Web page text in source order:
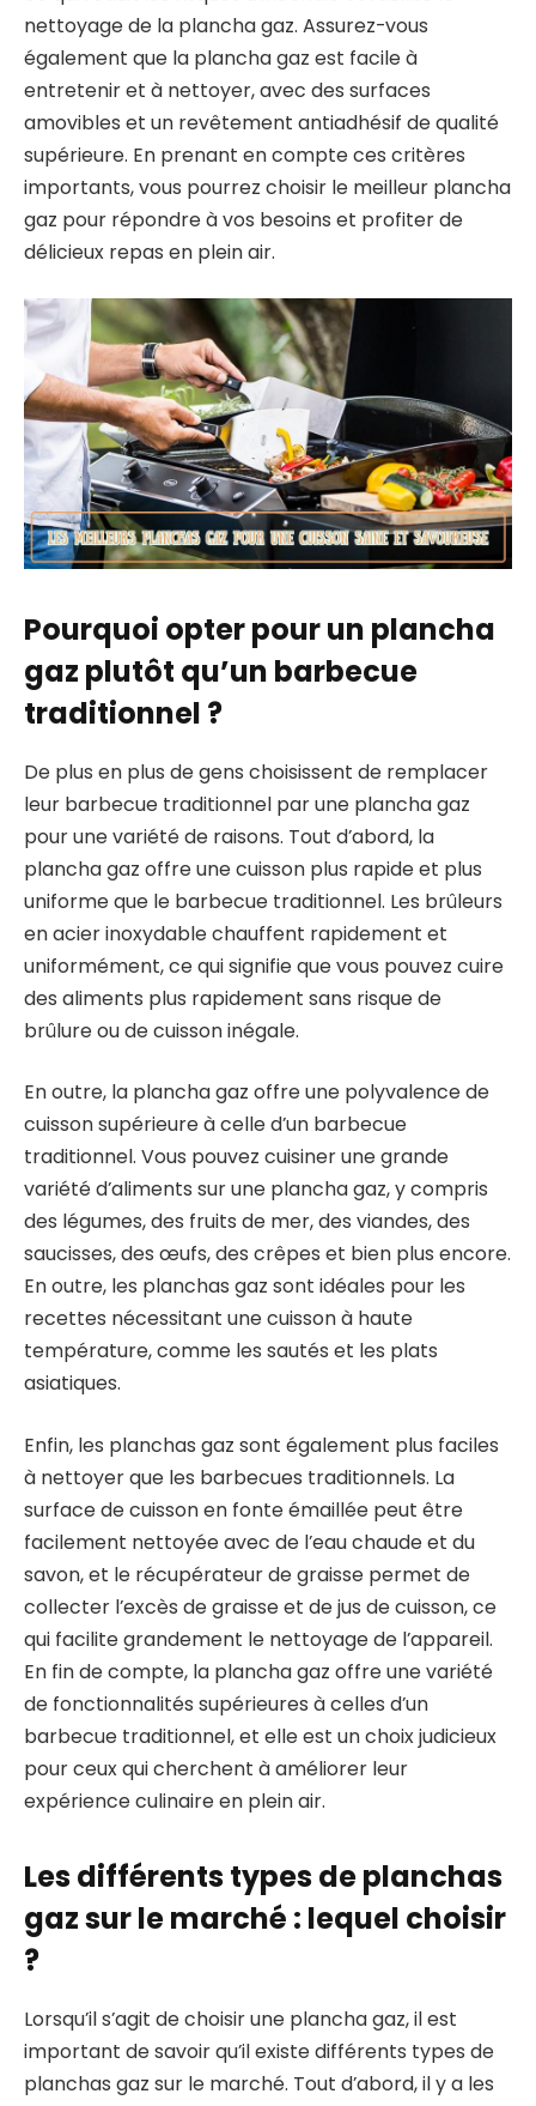
nettoyage de la plancha gaz. Assurez-vous
également que la plancha gaz est facile à
entretenir et à nettoyer, avec des surfaces
amovibles et un revêtement antiadhésif de qualité
supérieure. En prenant en compte ces critères
importants, vous pourrez choisir le meilleur plancha
gaz pour répondre à vos besoins et profiter de
délicieux repas en plein air.
Pourquoi opter pour un plancha
gaz plutôt qu’un barbecue
traditionnel ?
De plus en plus de gens choisissent de remplacer
leur barbecue traditionnel par une plancha gaz
pour une variété de raisons. Tout d’abord, la
plancha gaz offre une cuisson plus rapide et plus
uniforme que le barbecue traditionnel. Les brûleurs
en acier inoxydable chauffent rapidement et
uniformément, ce qui signifie que vous pouvez cuire
des aliments plus rapidement sans risque de
brûlure ou de cuisson inégale.
En outre, la plancha gaz offre une polyvalence de
cuisson supérieure à celle d’un barbecue
traditionnel. Vous pouvez cuisiner une grande
variété d’aliments sur une plancha gaz, y compris
des légumes, des fruits de mer, des viandes, des
saucisses, des œufs, des crêpes et bien plus encore.
En outre, les planchas gaz sont idéales pour les
recettes nécessitant une cuisson à haute
température, comme les sautés et les plats
asiatiques.
Enfin, les planchas gaz sont également plus faciles
à nettoyer que les barbecues traditionnels. La
surface de cuisson en fonte émaillée peut être
facilement nettoyée avec de l’eau chaude et du
savon, et le récupérateur de graisse permet de
collecter l’excès de graisse et de jus de cuisson, ce
qui facilite grandement le nettoyage de l’appareil.
En fin de compte, la plancha gaz offre une variété
de fonctionnalités supérieures à celles d’un
barbecue traditionnel, et elle est un choix judicieux
pour ceux qui cherchent à améliorer leur
expérience culinaire en plein air.
Les différents types de planchas
gaz sur le marché : lequel choisir
?
Lorsqu’il s’agit de choisir une plancha gaz, il est
important de savoir qu’il existe différents types de
planchas gaz sur le marché. Tout d’abord, il y a les